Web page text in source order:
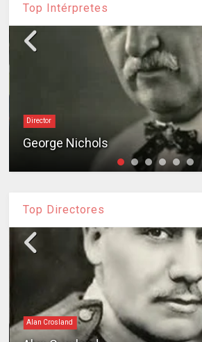
Top Intérpretes
Director
George Nichols
Top Directores
Alan Crosland